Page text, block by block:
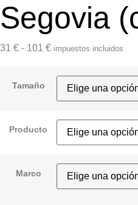
Segovia
31 € - 101 € impuestos incluidos
Tamaño
Producto
Marco